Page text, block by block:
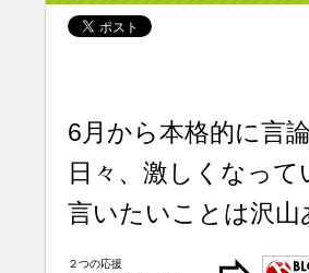
6月から本格的に言
日々、激しくなっ
言いたいことは沢山
２つの応援